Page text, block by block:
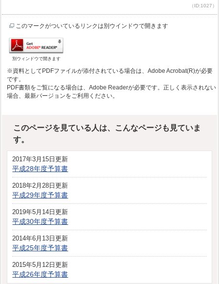
（ID:1027）
このマークがついているリンクは別ウインドウで開きます
別ウィンドウで開きます
※資料としてPDFファイルが添付されている場合は、Adobe Acrobat(R)が必要
です。
PDF書類をご覧になる場合は、Adobe Readerが必要です。正しく表示されない
場合、最新バージョンをご利用ください。
このページを見ている人は、こんなページも見ていま
す。
2017年3月15日更新
平成28年度予算書
2018年2月28日更新
平成29年度予算書
2019年5月14日更新
平成30年度予算書
2014年6月13日更新
平成25年度予算書
2015年5月12日更新
平成26年度予算書